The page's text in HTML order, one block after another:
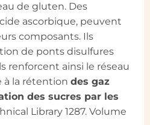
de gluten. Des
ascorbique, peuvent
composants. Ils
de ponts disulfures
renforcent ainsi le réseau
à la rétention des gaz
des sucres par les
Library 1287. Volume